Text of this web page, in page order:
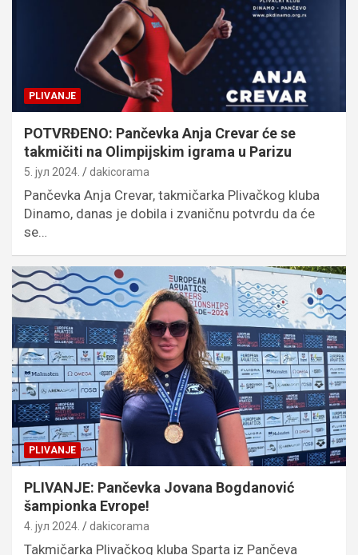
PLIVANJE
POTVRĐENO: Pančevka Anja Crevar će se
takmičiti na Olimpijskim igrama u Parizu
5. јул 2024. dakicorama
Pančevka Anja Crevar, takmičarka Plivačkog kluba
Dinamo, danas je dobila i zvaničnu potvrdu da će
se…
PLIVANJE
PLIVANJE: Pančevka Jovana Bogdanović
šampionka Evrope!
4. јул 2024. dakicorama
Takmičarka Plivačkog kluba Sparta iz Pančeva